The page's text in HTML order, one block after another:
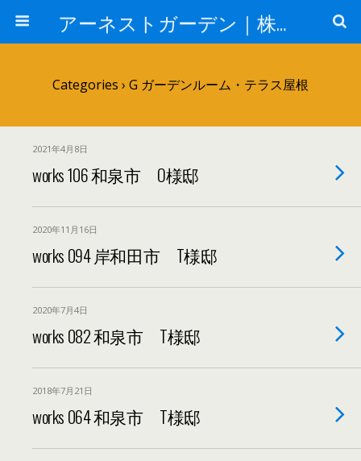
アーネストガーデン｜株式会社三栄建設
Categories › G ガーデンルーム・テラス屋根
2021年4月8日
works 106 和泉市 O様邸
2020年11月16日
works 094 岸和田市 T様邸
2020年7月4日
works 082 和泉市 T様邸
2018年7月21日
works 064 和泉市 T様邸